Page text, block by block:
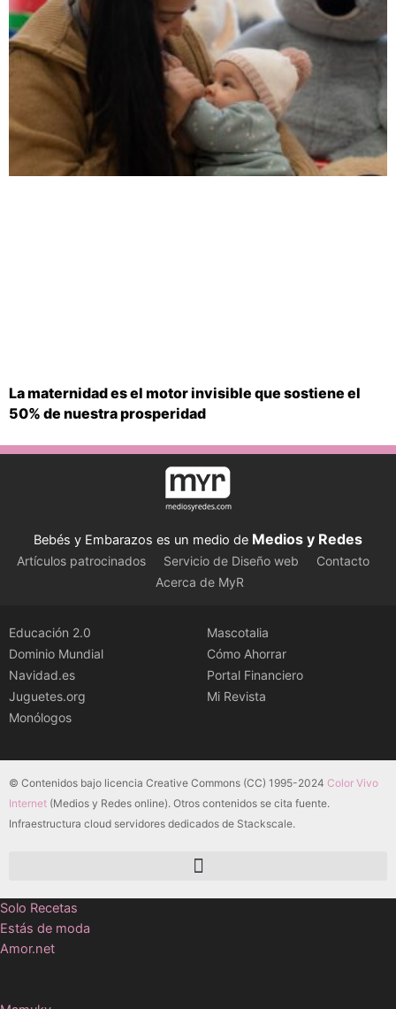
La maternidad es el motor invisible que sostiene el
50% de nuestra prosperidad
Bebés y Embarazos es un medio de Medios y Redes
Artículos patrocinados Servicio de Diseño web
Contacto
Acerca de MyR
Educación 2.0
Dominio Mundial
Navidad.es
Juguetes.org
Monólogos
Mascotalia
Cómo Ahorrar
Portal Financiero
Mi Revista
© Contenidos bajo licencia Creative Commons (CC) 1995-2024 Color Vivo
Internet (Medios y Redes online). Otros contenidos se cita fuente.
Infraestructura cloud servidores dedicados de Stackscale.
Solo Recetas
Estás de moda
Amor.net